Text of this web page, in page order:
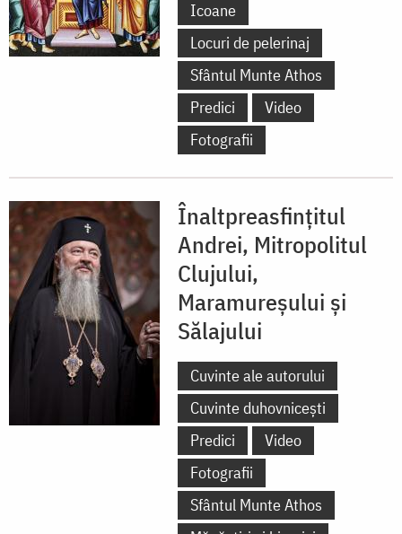
Icoane
Locuri de pelerinaj
Sfântul Munte Athos
Predici
Video
Fotografii
Înaltpreasfințitul
Andrei, Mitropolitul
Clujului,
Maramureșului și
Sălajului
Cuvinte ale autorului
Cuvinte duhovnicești
Predici
Video
Fotografii
Sfântul Munte Athos